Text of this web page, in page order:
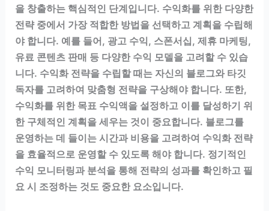
을 창출하는 핵심적인 단계입니다. 수익화를 위한 다양한
전략 중에서 가장 적합한 방법을 선택하고 계획을 수립해
야 합니다. 예를 들어, 광고 수익, 스폰서십, 제휴 마케팅,
유료 콘텐츠 판매 등 다양한 수익 모델을 고려할 수 있습
니다. 수익화 전략을 수립할 때는 자신의 블로그와 타깃
독자를 고려하여 맞춤형 전략을 구상해야 합니다. 또한,
수익화를 위한 목표 수익액을 설정하고 이를 달성하기 위
한 구체적인 계획을 세우는 것이 중요합니다. 블로그를
운영하는 데 들이는 시간과 비용을 고려하여 수익화 전략
을 효율적으로 운영할 수 있도록 해야 합니다. 정기적인
수익 모니터링과 분석을 통해 전략의 성과를 확인하고 필
요 시 조정하는 것도 중요한 요소입니다.